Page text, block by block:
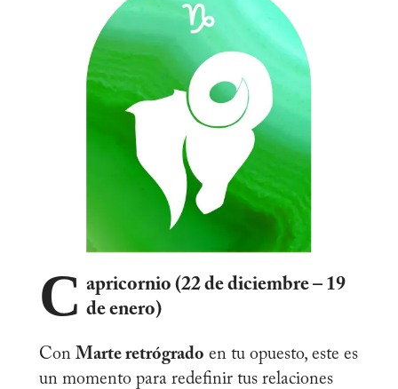
C apricornio (22 de diciembre – 19
de enero)
ConMarte retrógrado en tu opuesto, este es
un momento para redefinir tus relaciones